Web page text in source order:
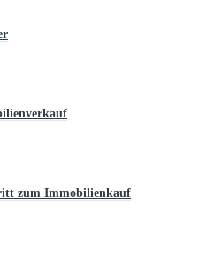
zum Immobilienkauf